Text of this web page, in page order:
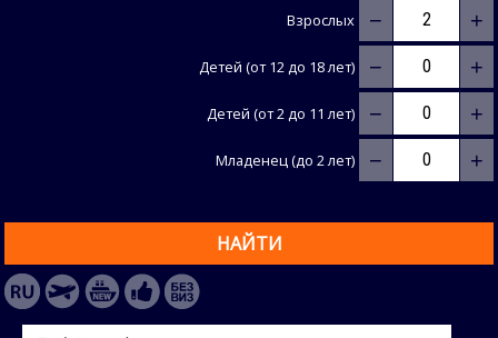
Взрослых − +
Детей (от 12 до 18 лет) − +
Детей (от 2 до 11 лет) − +
Младенец (до 2 лет) − +
НАЙТИ